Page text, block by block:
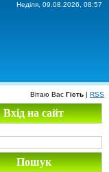
Неділя, 09.08.2026, 08:57
Вітаю Вас Гість | RSS
Вхід на сайт
Пошук